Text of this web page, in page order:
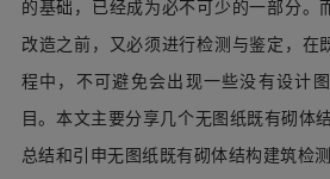
的基础，已经成为必不可少的一部分。
改造之前，又必须进行检测与鉴定，在
程中，不可避免会出现一些没有设计
目。本文主要分享几个无图纸既有砌体
总结和引申无图纸既有砌体结构建筑检